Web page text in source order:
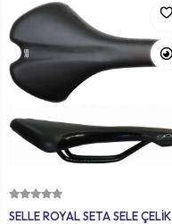
SELLE ROYAL SETA SELE ÇELİK